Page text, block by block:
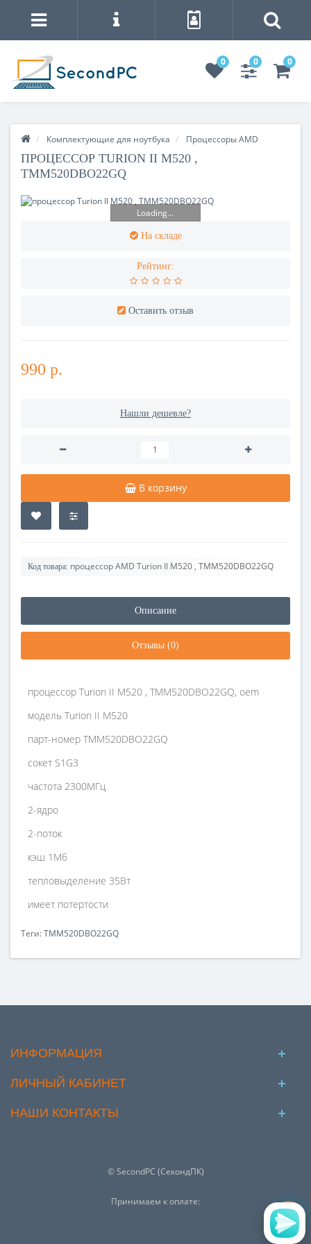
0 0 0
Комплектующие для ноутбука Процессоры AMD
ПРОЦЕССОР TURION II M520 ,
TMM520DBO22GQ
Loading...
На складе
Рейтинг:
Оставить отзыв
990 р.
Нашли дешевле?
В корзину
Код товара: процессор AMD Turion II M520 , TMM520DBO22GQ
Описание
Отзывы (0)
процессор Turion II M520 , TMM520DBO22GQ, oem
модель Turion II M520
парт-номер TMM520DBO22GQ
сокет S1G3
частота 2300МГц
2-ядро
2-поток
кэш 1Мб
тепловыделение 35Вт
имеет потертости
Теги:TMM520DBO22GQ
ИНФОРМАЦИЯ
ЛИЧНЫЙ КАБИНЕТ
НАШИ КОНТАКТЫ
© SecondPC (СекондПК)
Принимаем к оплате: